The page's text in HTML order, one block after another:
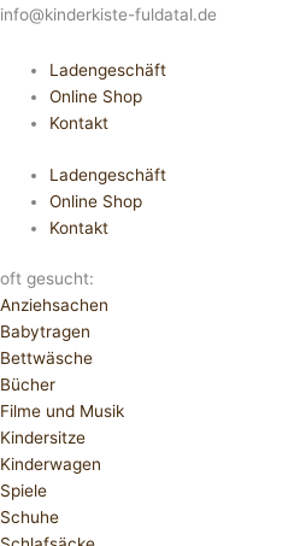
info@kinderkiste-fuldatal.de
Ladengeschäft
Online Shop
Kontakt
Ladengeschäft
Online Shop
Kontakt
oft gesucht:
Anziehsachen
Babytragen
Bettwäsche
Bücher
Filme und Musik
Kindersitze
Kinderwagen
Spiele
Schuhe